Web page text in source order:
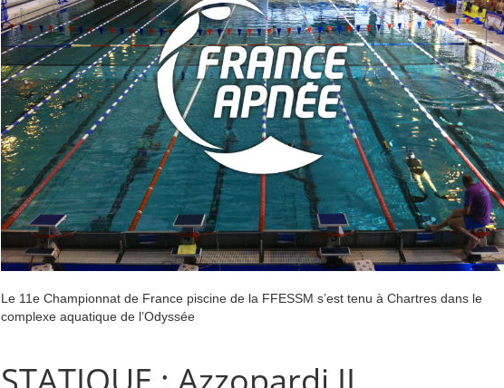
Le 11e Championnat de France piscine de la FFESSM s’est tenu à Chartres dans le
complexe aquatique de l’Odyssée